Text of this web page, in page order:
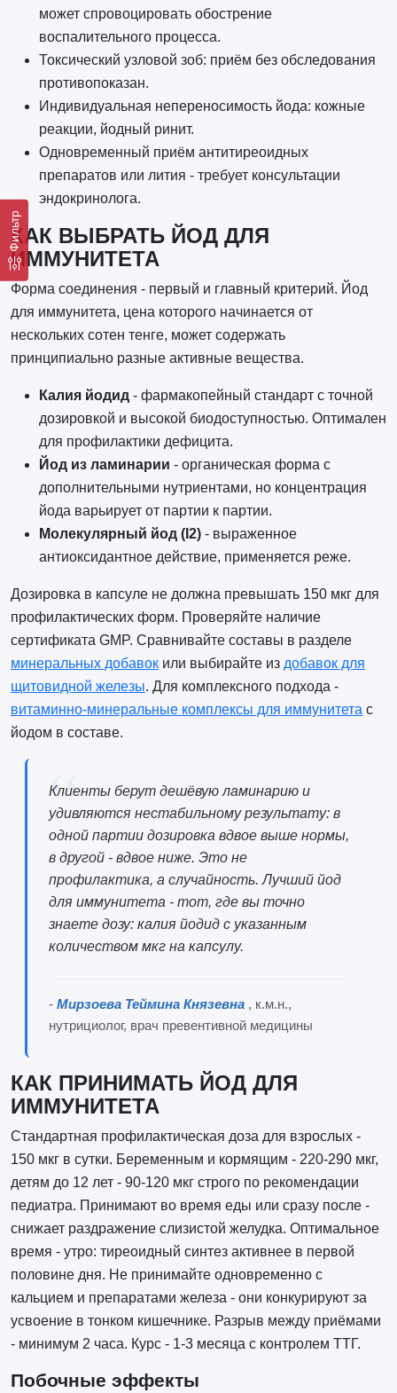
Фильтр
может спровоцировать обострение
воспалительного процесса.
Токсический узловой зоб: приём без обследования
противопоказан.
Индивидуальная непереносимость йода: кожные
реакции, йодный ринит.
Одновременный приём антитиреоидных
препаратов или лития - требует консультации
эндокринолога.
КАК ВЫБРАТЬ ЙОД ДЛЯ
ИММУНИТЕТА
Форма соединения - первый и главный критерий. Йод
для иммунитета, цена которого начинается от
нескольких сотен тенге, может содержать
принципиально разные активные вещества.
Калия йодид- фармакопейный стандарт с точной
дозировкой и высокой биодоступностью. Оптимален
для профилактики дефицита.
Йод из ламинарии - органическая форма с
дополнительными нутриентами, но концентрация
йода варьирует от партии к партии.
Молекулярный йод (I2)- выраженное
антиоксидантное действие, применяется реже.
Дозировка в капсуле не должна превышать 150 мкг для
профилактических форм. Проверяйте наличие
сертификата GMP. Сравнивайте составы в разделе
минеральных добавокили выбирайте из добавок для
щитовидной железы. Для комплексного подхода -
витаминно-минеральные комплексы для иммунитета с
йодом в составе.
Клиенты берут дешёвую ламинарию и
удивляются нестабильному результату: в
одной партии дозировка вдвое выше нормы,
в другой - вдвое ниже. Это не
профилактика, а случайность. Лучший йод
для иммунитета - тот, где вы точно
знаете дозу: калия йодид с указанным
количеством мкг на капсулу.
- Мирзоева Теймина Князевна , к.м.н.,
нутрициолог, врач превентивной медицины
КАК ПРИНИМАТЬ ЙОД ДЛЯ
ИММУНИТЕТА
Стандартная профилактическая доза для взрослых -
150 мкг в сутки. Беременным и кормящим - 220-290 мкг,
детям до 12 лет - 90-120 мкг строго по рекомендации
педиатра. Принимают во время еды или сразу после -
снижает раздражение слизистой желудка. Оптимальное
время - утро: тиреоидный синтез активнее в первой
половине дня. Не принимайте одновременно с
кальцием и препаратами железа - они конкурируют за
усвоение в тонком кишечнике. Разрыв между приёмами
- минимум 2 часа. Курс - 1-3 месяца с контролем ТТГ.
Побочные эффекты